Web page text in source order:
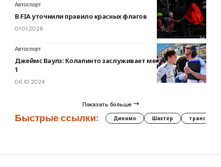
Автоспорт
В FIA уточнили правило красных флагов
01.01.2026
Автоспорт
Джеймс Ваулз: Колапинто заслуживает места в Формуле
1
06.10.2024
Показать больше
Быстрые ссылки: Динамо Шахтер трансферы